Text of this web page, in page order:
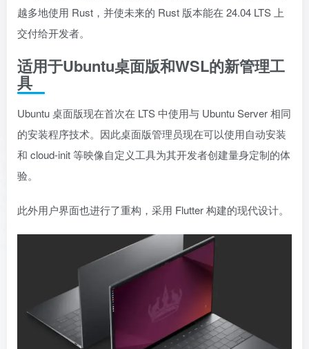
越多地使用 Rust，并使未来的 Rust 版本能在 24.04 LTS 上
交付给开发者。
适用于Ubuntu桌面版和WSL的新管理工
具
Ubuntu 桌面版现在首次在 LTS 中使用与 Ubuntu Server 相同
的安装程序技术。因此桌面版管理员现在可以使用自动安装
和 cloud-init 等映像自定义工具为其开发者创建量身定制的体
验。
此外用户界面也进行了重构，采用 Flutter 构建的现代设计。